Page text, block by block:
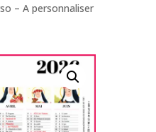
– A personnaliser